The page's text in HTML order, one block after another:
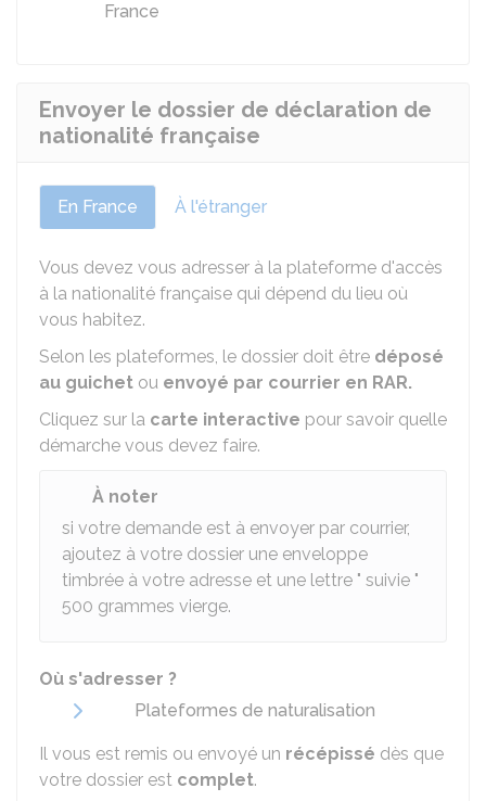
France
Envoyer le dossier de déclaration de
nationalité française
En France À l'étranger
Vous devez vous adresser à la plateforme d'accès
à la nationalité française qui dépend du lieu où
vous habitez.
Selon les plateformes, le dossier doit être déposé
au guichet ou envoyé par courrier en RAR.
Cliquez sur la carte interactive pour savoir quelle
démarche vous devez faire.
À noter
si votre demande est à envoyer par courrier,
ajoutez à votre dossier une enveloppe
timbrée à votre adresse et une lettre " suivie "
500 grammes vierge.
Où s'adresser ?
Plateformes de naturalisation
Il vous est remis ou envoyé un récépissé dès que
votre dossier est complet.